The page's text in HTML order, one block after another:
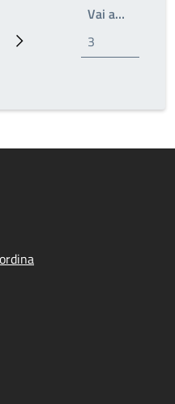
Prossima pagina
Vai a…